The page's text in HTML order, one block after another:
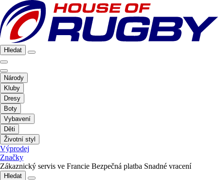
Hledat
Národy
Kluby
Dresy
Boty
Vybavení
Děti
Životní styl
Výprodej
Značky
Zákaznický servis ve Francie Bezpečná platba Snadné vracení
Hledat